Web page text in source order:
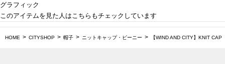
グラフィック
このアイテムを見た人はこちらもチェックしています
HOME CITYSHOP 帽子 ニットキャップ・ビーニー 【WIND AND CITY】KNIT CAP